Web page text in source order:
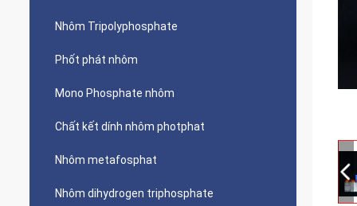
Nhôm Tripolyphosphate
Phốt phát nhôm
Mono Phosphate nhôm
Chất kết dính nhôm photphat
Nhôm metafosphat
Nhôm dihydrogen triphosphate